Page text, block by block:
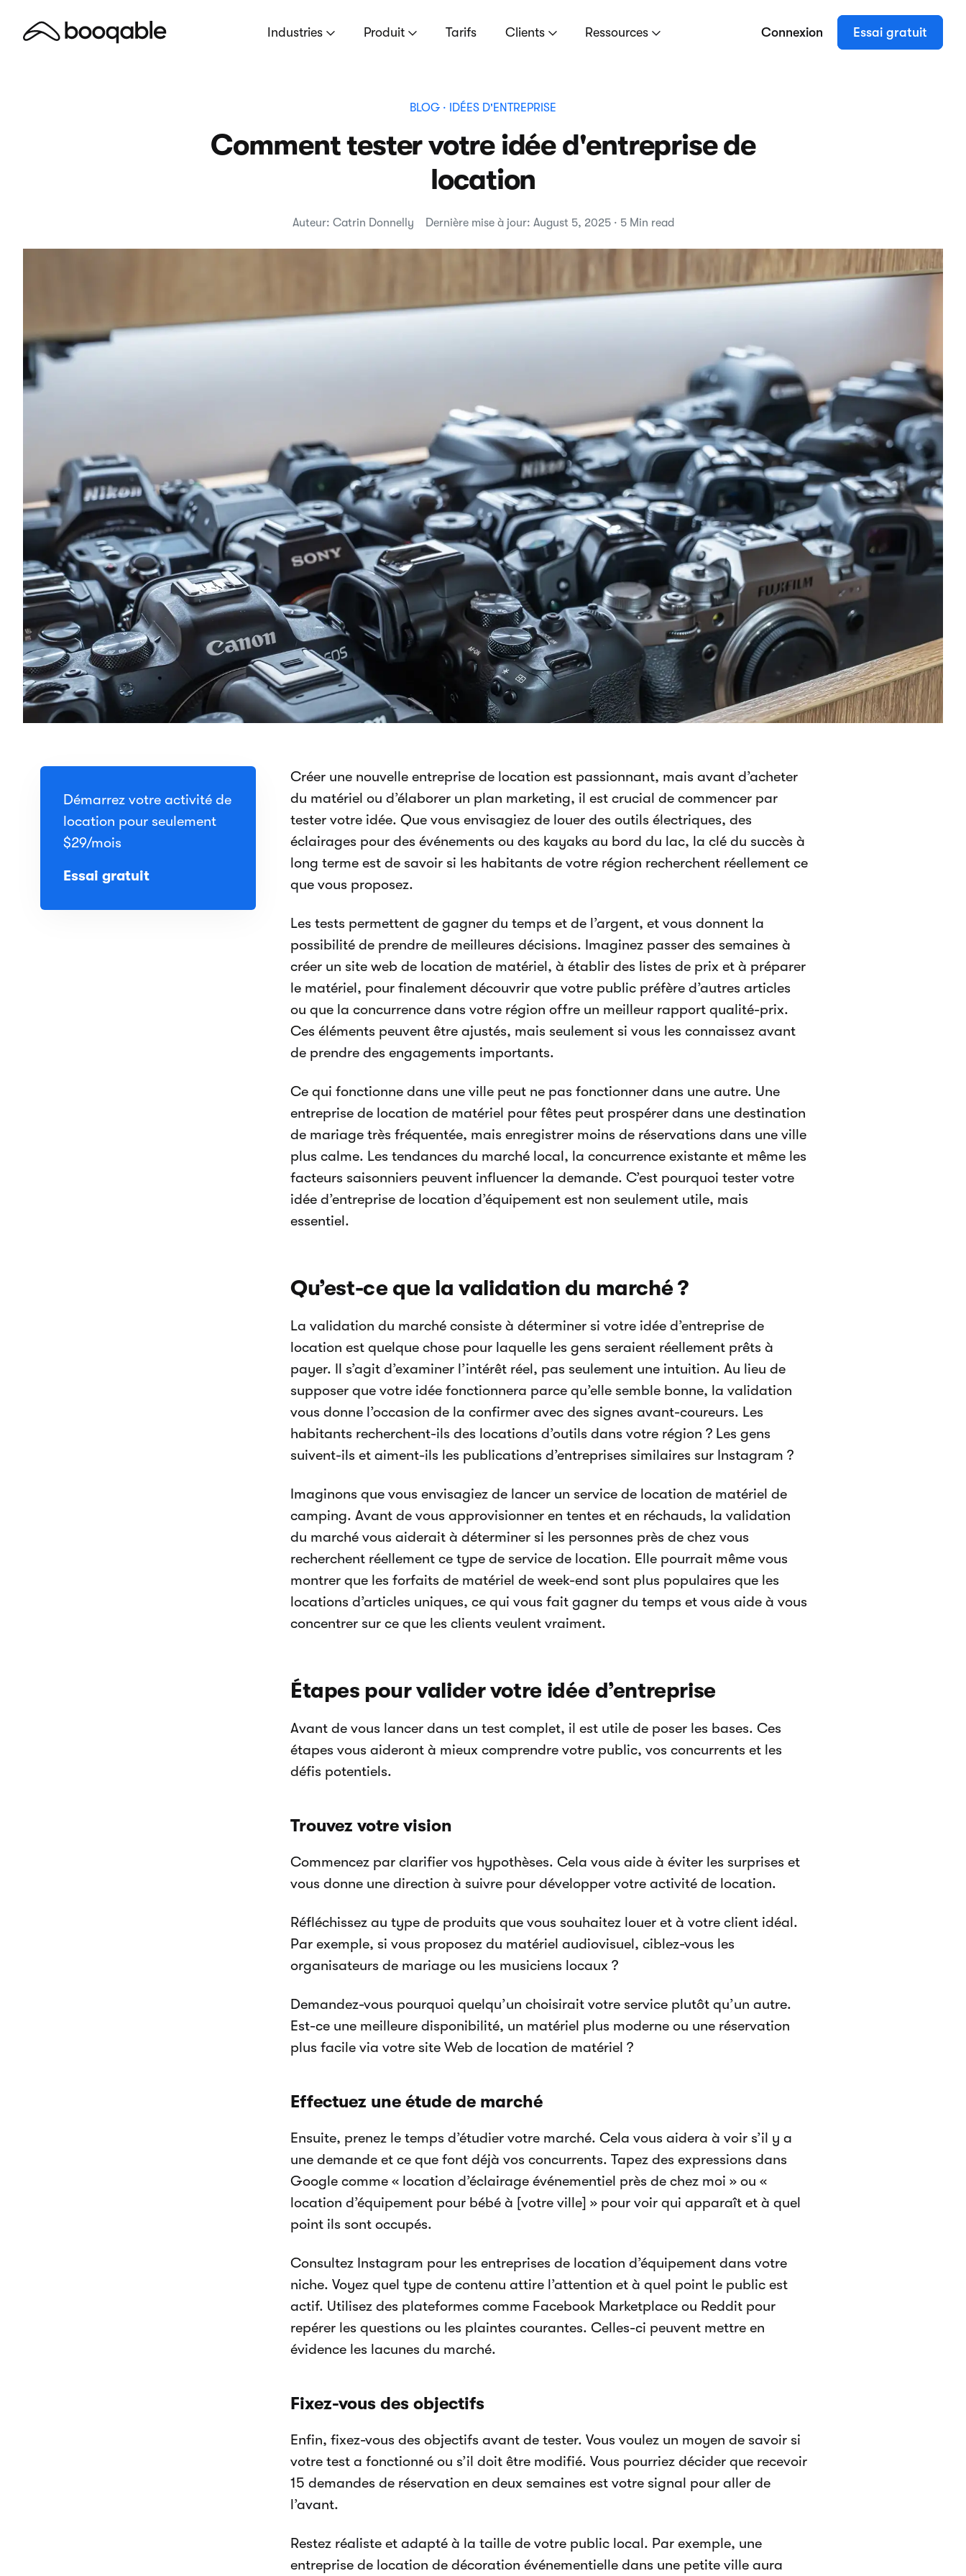
Industries Produit Tarifs Clients Ressources Connexion Essai gratuit
BLOG · IDÉES D'ENTREPRISE
Comment tester votre idée d'entreprise de
location
Auteur: Catrin Donnelly Dernière mise à jour: August 5, 2025 · 5 Min read
Démarrez votre activité de
location pour seulement
$29/mois
Essai gratuit
Créer une nouvelle entreprise de location est passionnant, mais avant d’acheter
du matériel ou d’élaborer un plan marketing, il est crucial de commencer par
tester votre idée. Que vous envisagiez de louer des outils électriques, des
éclairages pour des événements ou des kayaks au bord du lac, la clé du succès à
long terme est de savoir si les habitants de votre région recherchent réellement ce
que vous proposez.
Les tests permettent de gagner du temps et de l’argent, et vous donnent la
possibilité de prendre de meilleures décisions. Imaginez passer des semaines à
créer un site web de location de matériel, à établir des listes de prix et à préparer
le matériel, pour finalement découvrir que votre public préfère d’autres articles
ou que la concurrence dans votre région offre un meilleur rapport qualité-prix.
Ces éléments peuvent être ajustés, mais seulement si vous les connaissez avant
de prendre des engagements importants.
Ce qui fonctionne dans une ville peut ne pas fonctionner dans une autre. Une
entreprise de location de matériel pour fêtes peut prospérer dans une destination
de mariage très fréquentée, mais enregistrer moins de réservations dans une ville
plus calme. Les tendances du marché local, la concurrence existante et même les
facteurs saisonniers peuvent influencer la demande. C’est pourquoi tester votre
idée d’entreprise de location d’équipement est non seulement utile, mais
essentiel.
Qu’est-ce que la validation du marché ?
La validation du marché consiste à déterminer si votre idée d’entreprise de
location est quelque chose pour laquelle les gens seraient réellement prêts à
payer. Il s’agit d’examiner l’intérêt réel, pas seulement une intuition. Au lieu de
supposer que votre idée fonctionnera parce qu’elle semble bonne, la validation
vous donne l’occasion de la confirmer avec des signes avant-coureurs. Les
habitants recherchent-ils des locations d’outils dans votre région ? Les gens
suivent-ils et aiment-ils les publications d’entreprises similaires sur Instagram ?
Imaginons que vous envisagiez de lancer un service de location de matériel de
camping. Avant de vous approvisionner en tentes et en réchauds, la validation
du marché vous aiderait à déterminer si les personnes près de chez vous
recherchent réellement ce type de service de location. Elle pourrait même vous
montrer que les forfaits de matériel de week-end sont plus populaires que les
locations d’articles uniques, ce qui vous fait gagner du temps et vous aide à vous
concentrer sur ce que les clients veulent vraiment.
Étapes pour valider votre idée d’entreprise
Avant de vous lancer dans un test complet, il est utile de poser les bases. Ces
étapes vous aideront à mieux comprendre votre public, vos concurrents et les
défis potentiels.
Trouvez votre vision
Commencez par clarifier vos hypothèses. Cela vous aide à éviter les surprises et
vous donne une direction à suivre pour développer votre activité de location.
Réfléchissez au type de produits que vous souhaitez louer et à votre client idéal.
Par exemple, si vous proposez du matériel audiovisuel, ciblez-vous les
organisateurs de mariage ou les musiciens locaux ?
Demandez-vous pourquoi quelqu’un choisirait votre service plutôt qu’un autre.
Est-ce une meilleure disponibilité, un matériel plus moderne ou une réservation
plus facile via votre site Web de location de matériel ?
Effectuez une étude de marché
Ensuite, prenez le temps d’étudier votre marché. Cela vous aidera à voir s’il y a
une demande et ce que font déjà vos concurrents. Tapez des expressions dans
Google comme « location d’éclairage événementiel près de chez moi » ou «
location d’équipement pour bébé à [votre ville] » pour voir qui apparaît et à quel
point ils sont occupés.
Consultez Instagram pour les entreprises de location d’équipement dans votre
niche. Voyez quel type de contenu attire l’attention et à quel point le public est
actif. Utilisez des plateformes comme Facebook Marketplace ou Reddit pour
repérer les questions ou les plaintes courantes. Celles-ci peuvent mettre en
évidence les lacunes du marché.
Fixez-vous des objectifs
Enfin, fixez-vous des objectifs avant de tester. Vous voulez un moyen de savoir si
votre test a fonctionné ou s’il doit être modifié. Vous pourriez décider que recevoir
15 demandes de réservation en deux semaines est votre signal pour aller de
l’avant.
Restez réaliste et adapté à la taille de votre public local. Par exemple, une
entreprise de location de décoration événementielle dans une petite ville aura